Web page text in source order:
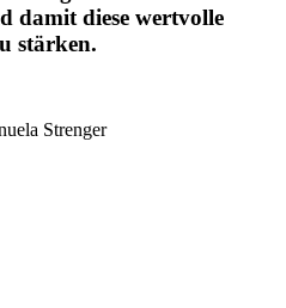
damit diese wertvolle
stärken.
Strenger